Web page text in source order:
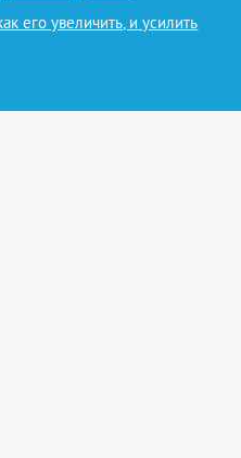
его увеличить, и усилить